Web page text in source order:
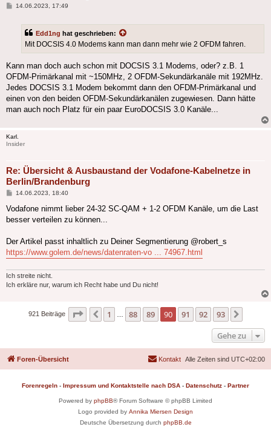
Beitrag
14.06.2023, 17:49
Edd1ng hat geschrieben:
Mit DOCSIS 4.0 Modems kann man dann mehr wie 2 OFDM fahren.
Kann man doch auch schon mit DOCSIS 3.1 Modems, oder? z.B. 1
OFDM-Primärkanal mit ~150MHz, 2 OFDM-Sekundärkanäle mit 192MHz.
Jedes DOCSIS 3.1 Modem bekommt dann den OFDM-Primärkanal und
einen von den beiden OFDM-Sekundärkanälen zugewiesen. Dann hätte
man auch noch Platz für ein paar EuroDOCSIS 3.0 Kanäle...
Karl.
Insider
Re: Übersicht & Ausbaustand der Vodafone-Kabelnetze in
Berlin/Brandenburg
Beitrag
14.06.2023, 18:40
Vodafone nimmt lieber 24-32 SC-QAM + 1-2 OFDM Kanäle, um die Last
besser verteilen zu können...
Der Artikel passt inhaltlich zu Deiner Segmentierung @robert_s
https://www.golem.de/news/datenraten-vo ... 74967.html
Ich streite nicht.
Ich erkläre nur, warum ich Recht habe und Du nicht!
921 Beiträge Seite 90 von93
Vorherige
1 88 89 90 91 92 93
Gehe zu
Foren-Übersicht Alle Zeiten sind UTC+02:00
Kontakt
Forenregeln - Impressum und Kontaktstelle nach DSA - Datenschutz - Partner
Powered by phpBB® Forum Software © phpBB Limited
Logo provided by Annika Miersen Design
Deutsche Übersetzung durch phpBB.de